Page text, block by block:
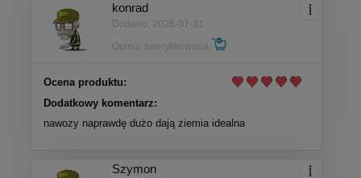
konrad
Dodano: 2026-07-31
Opinia zweryfikowana
Ocena produktu:
Dodatkowy komentarz:
nawozy naprawdę dużo dają ziemia idealna
Szymon